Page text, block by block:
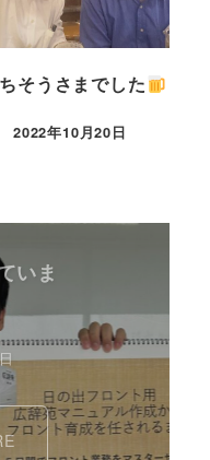
そうさまでした
2022年10月20日
いま